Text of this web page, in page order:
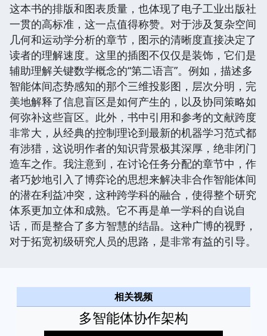
这本书的排版和图表质量，也体现了电子工业出版社
一贯的高标准，这一点值得称赞。对于涉及复杂空间
几何和运动学分析的章节，图示的清晰度直接决定了
读者的理解速度。这里的插图不仅仅是装饰，它们是
辅助理解关键数学概念的“第二语言”。例如，描述多
智能体间态势感知的那个三维投影图，层次分明，完
美地解释了信息盲区是如何产生的，以及协同策略如
何弥补这些盲区。此外，书中引用和参考的文献跨度
非常大，从经典的控制理论到最新的机器学习范式都
有涉猎，这说明作者的知识背景极其深厚，绝非闭门
造车之作。我注意到，在讨论任务分配的章节中，作
者巧妙地引入了博弈论的思想来解决非合作智能体间
的潜在利益冲突，这种跨学科的融合，使得整个研究
体系更加立体和成熟。它不再是单一学科的自说自
话，而是整合了多方智慧的结晶。这种广博的视野，
对于拓宽初级研究人员的思路，是非常有益的引导。
相关视频
多智能体协作架构